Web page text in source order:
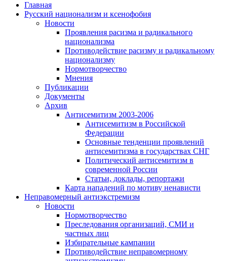
Главная
Русский национализм и ксенофобия
Новости
Проявления расизма и радикального
национализма
Противодействие расизму и радикальному
национализму
Нормотворчество
Мнения
Публикации
Документы
Архив
Антисемитизм 2003-2006
Антисемитизм в Российской
Федерации
Основные тенденции проявлений
антисемитизма в государствах СНГ
Политический антисемитизм в
современной России
Статьи, доклады, репортажи
Карта нападений по мотиву ненависти
Неправомерный антиэкстремизм
Новости
Нормотворчество
Преследования организаций, СМИ и
частных лиц
Избирательные кампании
Противодействие неправомерному